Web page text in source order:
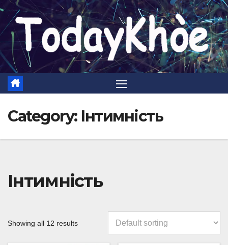
Skip
content
Category: Інтимність
Інтимність
Showing all 12 results